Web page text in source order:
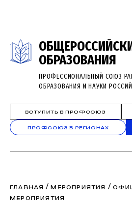
ОБРАЗОВАНИЯ
ПРОФЕССИОНАЛЬНЫЙ СОЮЗ
ОБРАЗОВАНИЯ И НАУКИ
ВСТУПИТЬ В ПРОФСОЮЗ
ПРОФСОЮЗ В РЕГИОНАХ
ГЛАВНАЯ /МЕРОПРИЯТИЯ /
МЕРОПРИЯТИЯ